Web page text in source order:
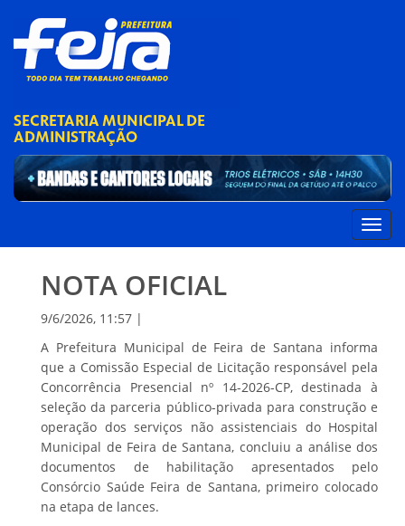
SECRETARIA MUNICIPAL DE
ADMINISTRAÇÃO
NOTA OFICIAL
9/6/2026, 11:57 |
A Prefeitura Municipal de Feira de Santana informa
que a Comissão Especial de Licitação responsável pela
Concorrência Presencial nº 14-2026-CP, destinada à
seleção da parceria público-privada para construção e
operação dos serviços não assistenciais do Hospital
Municipal de Feira de Santana, concluiu a análise dos
documentos de habilitação apresentados pelo
Consórcio Saúde Feira de Santana, primeiro colocado
na etapa de lances.